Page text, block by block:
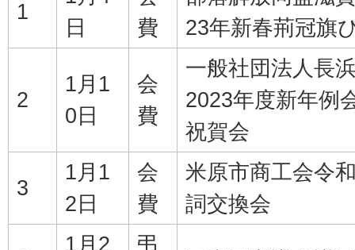
1
日
費
23年新春荊冠旗
2
1月1
0日
会
費
一般社団法人長
2023年度新年例
祝賀会
3
1月1
2日
会
費
米原市商工会令
詞交換会
1月2
弔